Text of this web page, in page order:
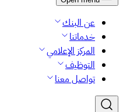
HTTPS
المواقع الالكترونية
تستخدم بروتوكول HTTPS للتشفير.
عن البنك
خدماتنا
المركز الإعلامي
التوظيف
تواصل معنا